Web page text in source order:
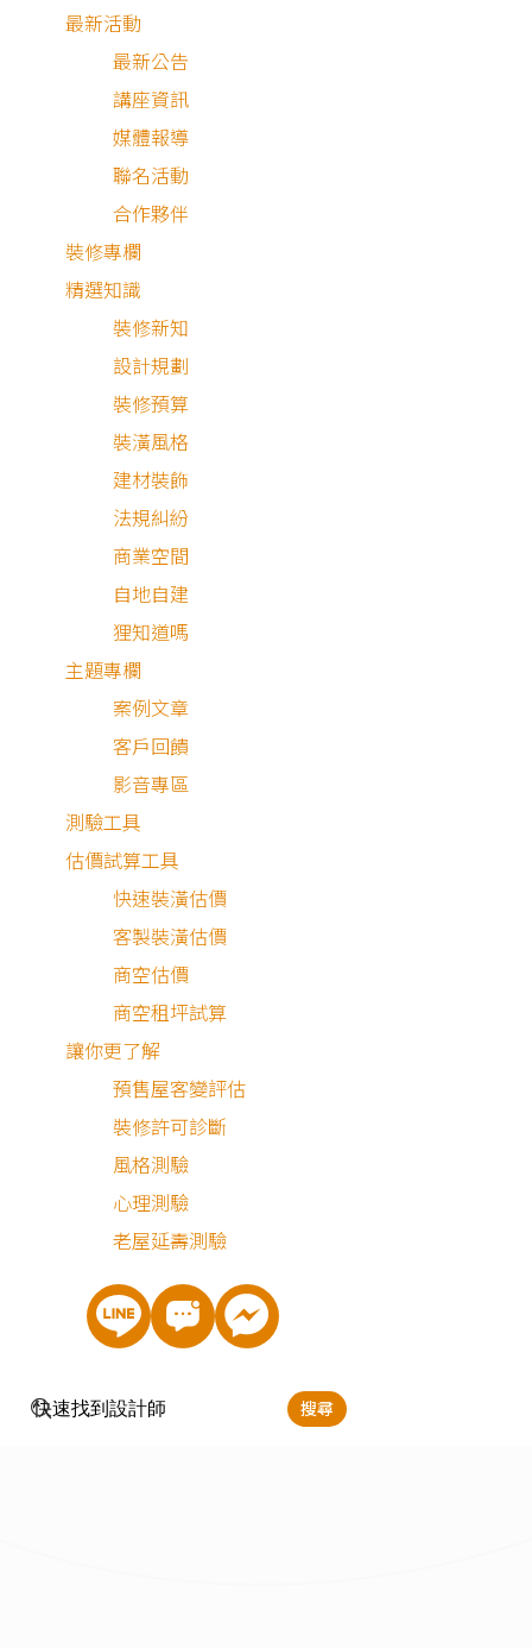
最新活動
最新公告
講座資訊
媒體報導
聯名活動
合作夥伴
裝修專欄
精選知識
裝修新知
設計規劃
裝修預算
裝潢風格
建材裝飾
法規糾紛
商業空間
自地自建
狸知道嗎
主題專欄
案例文章
客戶回饋
影音專區
測驗工具
估價試算工具
快速裝潢估價
客製裝潢估價
商空估價
商空租坪試算
讓你更了解
預售屋客變評估
裝修許可診斷
風格測驗
心理測驗
老屋延壽測驗
搜尋
簡約風
水電
雜項